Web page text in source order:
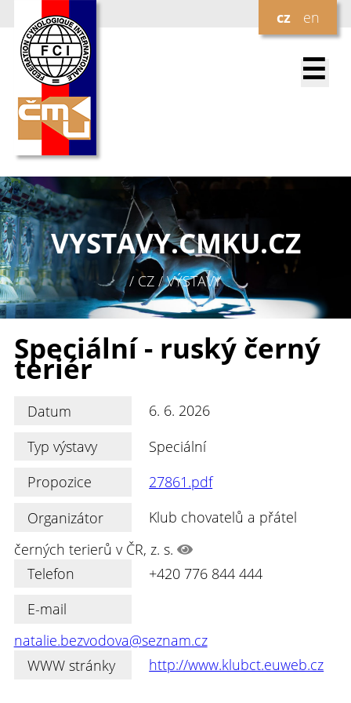
cz en
☰
VYSTAVY.CMKU.CZ
/ CZ / VÝSTAVY
Speciální - ruský černý
teriér
Datum
6. 6. 2026
Typ výstavy
Speciální
Propozice
27861.pdf
Organizátor
Klub chovatelů a přátel
černých terierů v ČR, z. s.
Telefon
+420 776 844 444
E-mail
natalie.bezvodova@seznam.cz
WWW stránky
http://www.klubct.euweb.cz